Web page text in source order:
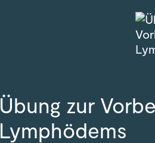
Übung zur
Lymphödems